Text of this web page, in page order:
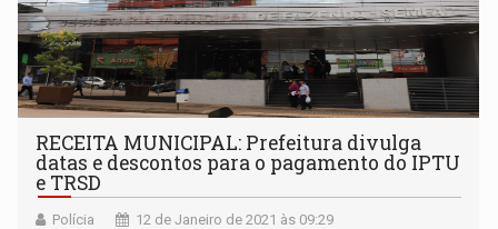
RECEITA MUNICIPAL: Prefeitura divulga
datas e descontos para o pagamento do IPTU
e TRSD
Polícia 12 de Janeiro de 2021 às 09:29